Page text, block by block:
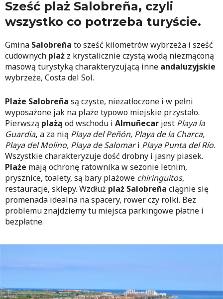
Sześć plaż Salobreña, czyli
wszystko co potrzeba turyście.
Gmina Salobreña to sześć kilometrów wybrzeża i sześć
cudownych plaż z krystalicznie czystą wodą niezmąconą
masową turystyką charakteryzującą inne andaluzyjskie
wybrzeże, Costa del Sol.
Plaże Salobreña są czyste, niezatłoczone i w pełni
wyposażone jak na plaże typowo miejskie przystało.
Pierwszą plażą od wschodu i Almuñecar jest Playa la
Guardia, a za nią Playa del Peñón, Playa de la Charca,
Playa del Molino, Playa de Salomari Playa Punta del Río.
Wszystkie charakteryzuje dość drobny i jasny piasek.
Plaże mają ochronę ratownika w sezonie letnim,
prysznice, toalety, są bary plażowe chiringuitos,
restauracje, sklepy. Wzdłuż plaż Salobreña ciągnie się
promenada idealna na spacery, rower czy rolki. Bez
problemu znajdziemy tu miejsca parkingowe płatne i
bezpłatne.